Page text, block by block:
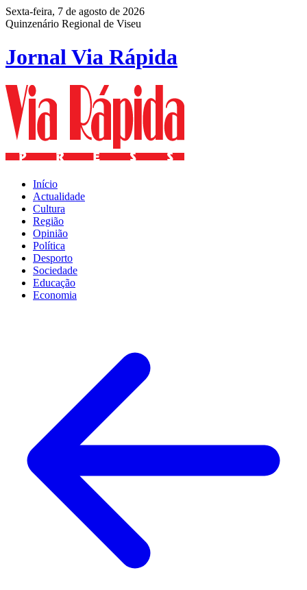
Sexta-feira, 7 de agosto de 2026
Quinzenário Regional de Viseu
Jornal Via Rápida
Início
Actualidade
Cultura
Região
Opinião
Política
Desporto
Sociedade
Educação
Economia